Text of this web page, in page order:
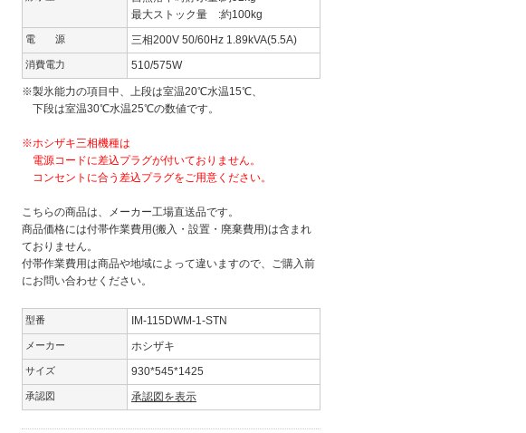
最大ストック量 :約100kg
電 源 三相200V 50/60Hz 1.89kVA(5.5A)
消費電力 510/575W
※製氷能力の項目中、上段は室温20℃水温15℃、
下段は室温30℃水温25℃の数値です。
※ホシザキ三相機種は
電源コードに差込プラグが付いておりません。
コンセントに合う差込プラグをご用意ください。
こちらの商品は、メーカー工場直送品です。
商品価格には付帯作業費用(搬入・設置・廃棄費用)は含まれ
ておりません。
付帯作業費用は商品や地域によって違いますので、ご購入前
にお問い合わせください。
型番 IM-115DWM-1-STN
メーカー ホシザキ
サイズ 930*545*1425
承認図 承認図を表示